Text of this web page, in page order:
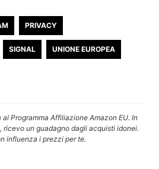
PRIVACY
SIGNAL UNIONE EUROPEA
Programma Affiliazione Amazon EU. In
un guadagno dagli acquisti idonei.
influenza i prezzi per te.